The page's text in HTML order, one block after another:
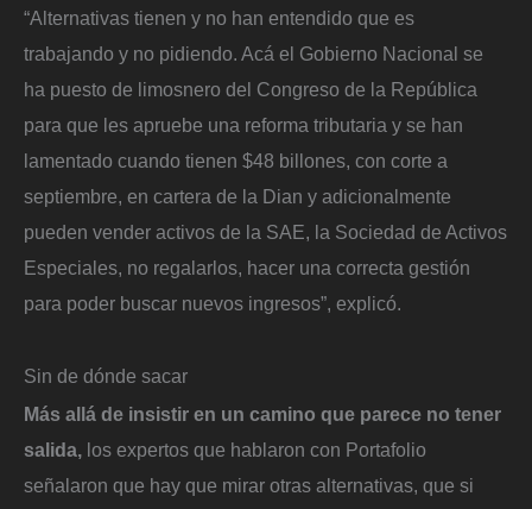
“Alternativas tienen y no han entendido que es
trabajando y no pidiendo. Acá el Gobierno Nacional se
ha puesto de limosnero del Congreso de la República
para que les apruebe una reforma tributaria y se han
lamentado cuando tienen $48 billones, con corte a
septiembre, en cartera de la Dian y adicionalmente
pueden vender activos de la SAE, la Sociedad de Activos
Especiales, no regalarlos, hacer una correcta gestión
para poder buscar nuevos ingresos”, explicó.
Sin de dónde sacar
Más allá de insistir en un camino que parece no tener
salida, los expertos que hablaron con Portafolio
señalaron que hay que mirar otras alternativas, que si